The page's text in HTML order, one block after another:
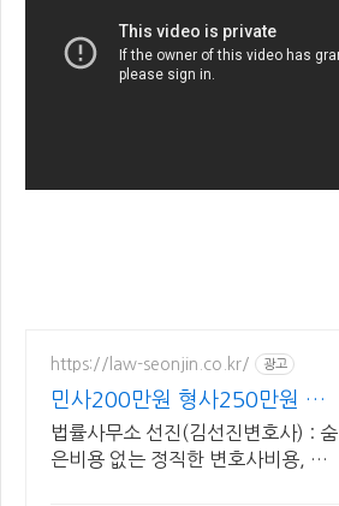
https://law-seonjin.co.kr/ 광고
민사200만원 형사250만원 변
호사선임비용 수임료 정찰제
법률사무소 선진(김선진변호사) : 숨
은비용 없는 정직한 변호사비용, 수